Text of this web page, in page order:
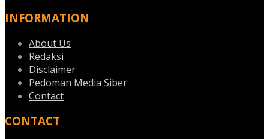
INFORMATION
About Us
Redaksi
Disclaimer
Pedoman Media Siber
Contact
CONTACT